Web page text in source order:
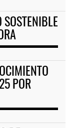
SOSTENIBLE
POR